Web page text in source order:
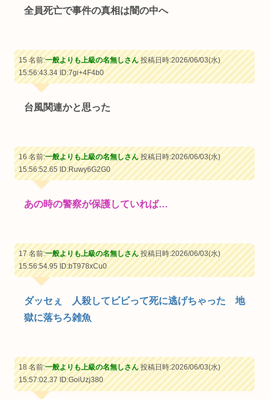
全員死亡で事件の真相は闇の中へ
15 名前:一般よりも上級の名無しさん投稿日時:2026/06/03(水)
15:56:43.34ID:7gi+4F4b0
台風関連かと思った
16 名前:一般よりも上級の名無しさん投稿日時:2026/06/03(水)
15:56:52.65ID:Ruwy6G2G0
あの時の警察が保護していれば…
17 名前:一般よりも上級の名無しさん投稿日時:2026/06/03(水)
15:56:54.95ID:bT978xCu0
ダッセぇ 人殺してビビって死に逃げちゃった 地
獄に落ちろ雑魚
18 名前:一般よりも上級の名無しさん投稿日時:2026/06/03(水)
15:57:02.37ID:GoiUzj380